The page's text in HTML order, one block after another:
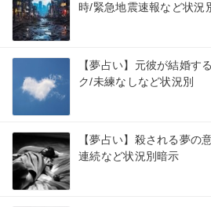
時/緊急地震速報など状況
【夢占い】元彼が結婚す
ク/未練なしなど状況別
【夢占い】殺される夢の
連続など状況別暗示